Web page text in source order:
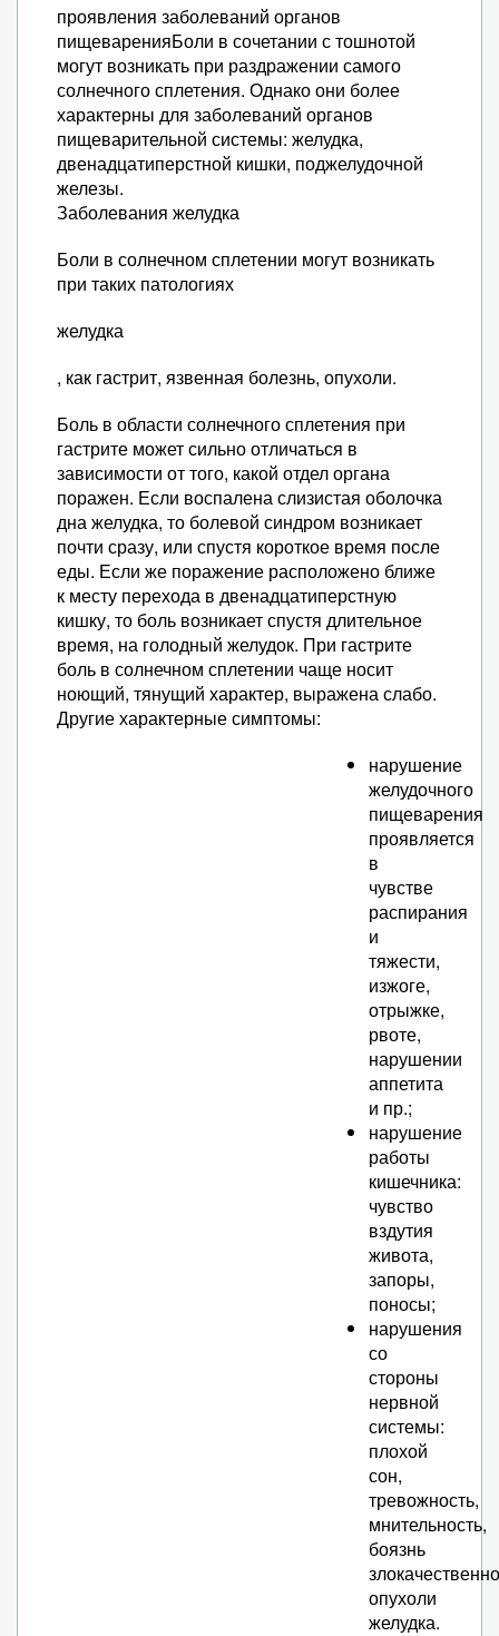
проявления заболеваний органов
пищеваренияБоли в сочетании с тошнотой
могут возникать при раздражении самого
солнечного сплетения. Однако они более
характерны для заболеваний органов
пищеварительной системы: желудка,
двенадцатиперстной кишки, поджелудочной
железы.
Заболевания желудка
Боли в солнечном сплетении могут возникать
при таких патологиях
желудка
, как гастрит, язвенная болезнь, опухоли.
Боль в области солнечного сплетения при
гастрите может сильно отличаться в
зависимости от того, какой отдел органа
поражен. Если воспалена слизистая оболочка
дна желудка, то болевой синдром возникает
почти сразу, или спустя короткое время после
еды. Если же поражение расположено ближе
к месту перехода в двенадцатиперстную
кишку, то боль возникает спустя длительное
время, на голодный желудок. При гастрите
боль в солнечном сплетении чаще носит
ноющий, тянущий характер, выражена слабо.
Другие характерные симптомы:
нарушение
желудочного
пищеварения
проявляется
в
чувстве
распирания
и
тяжести,
изжоге,
отрыжке,
рвоте,
нарушении
аппетита
и пр.;
нарушение
работы
кишечника:
чувство
вздутия
живота,
запоры,
поносы;
нарушения
со
стороны
нервной
системы:
плохой
сон,
тревожность,
мнительность,
боязнь
опухоли
желудка.